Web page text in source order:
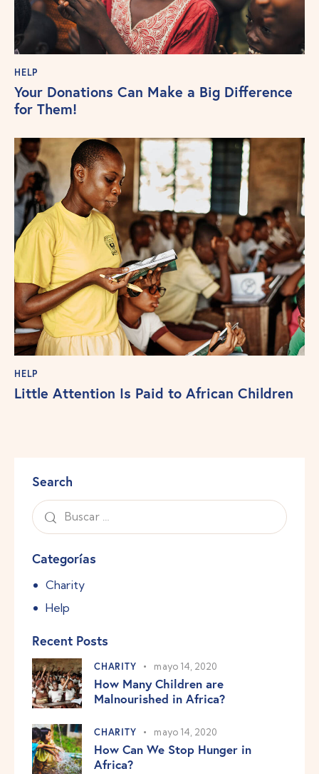
HELP
Your Donations Can Make a Big Difference
for Them!
HELP
Little Attention Is Paid to African Children
Search
Categorías
Charity
Help
Recent Posts
CHARITY mayo 14, 2020
How Many Children are
Malnourished in Africa?
CHARITY mayo 14, 2020
How Can We Stop Hunger in
Africa?